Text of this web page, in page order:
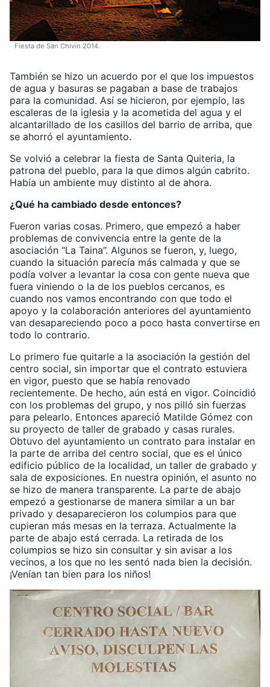
Fiesta de San Chivín 2014.
También se hizo un acuerdo por el que los impuestos
de agua y basuras se pagaban a base de trabajos
para la comunidad. Así se hicieron, por ejemplo, las
escaleras de la iglesia y la acometida del agua y el
alcantarillado de los casillos del barrio de arriba, que
se ahorró el ayuntamiento.
Se volvió a celebrar la fiesta de Santa Quiteria, la
patrona del pueblo, para la que dimos algún cabrito.
Había un ambiente muy distinto al de ahora.
¿Qué ha cambiado desde entonces?
Fueron varias cosas. Primero, que empezó a haber
problemas de convivencia entre la gente de la
asociación “La Taina”. Algunos se fueron, y, luego,
cuando la situación parecía más calmada y que se
podía volver a levantar la cosa con gente nueva que
fuera viniendo o la de los pueblos cercanos, es
cuando nos vamos encontrando con que todo el
apoyo y la colaboración anteriores del ayuntamiento
van desapareciendo poco a poco hasta convertirse en
todo lo contrario.
Lo primero fue quitarle a la asociación la gestión del
centro social, sin importar que el contrato estuviera
en vigor, puesto que se había renovado
recientemente. De hecho, aún está en vigor. Coincidió
con los problemas del grupo, y nos pilló sin fuerzas
para pelearlo. Entonces apareció Matilde Gómez con
su proyecto de taller de grabado y casas rurales.
Obtuvo del ayuntamiento un contrato para instalar en
la parte de arriba del centro social, que es el único
edificio público de la localidad, un taller de grabado y
sala de exposiciones. En nuestra opinión, el asunto no
se hizo de manera transparente. La parte de abajo
empezó a gestionarse de manera similar a un bar
privado y desaparecieron los columpios para que
cupieran más mesas en la terraza. Actualmente la
parte de abajo está cerrada. La retirada de los
columpios se hizo sin consultar y sin avisar a los
vecinos, a los que no les sentó nada bien la decisión.
¡Venían tan bien para los niños!